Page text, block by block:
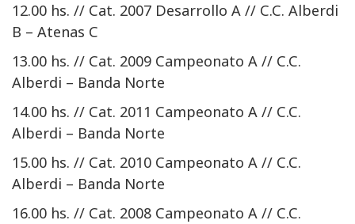
12.00 hs. // Cat. 2007 Desarrollo A // C.C. Alberdi
B – Atenas C
13.00 hs. // Cat. 2009 Campeonato A // C.C.
Alberdi – Banda Norte
14.00 hs. // Cat. 2011 Campeonato A // C.C.
Alberdi – Banda Norte
15.00 hs. // Cat. 2010 Campeonato A // C.C.
Alberdi – Banda Norte
16.00 hs. // Cat. 2008 Campeonato A // C.C.